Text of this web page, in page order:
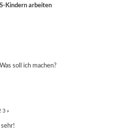
Kindern arbeiten
soll ich machen?
3 »